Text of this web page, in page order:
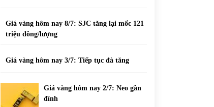
Giá vàng hôm nay 8/7: SJC tăng lại mốc 121
triệu đồng/lượng
Giá vàng hôm nay 3/7: Tiếp tục đà tăng
Giá vàng hôm nay 2/7: Neo gần
đỉnh